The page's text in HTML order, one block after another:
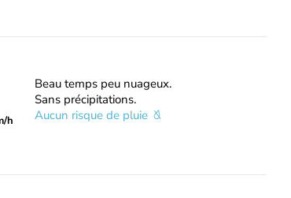
h
Beau temps peu nuageux.
Sans précipitations.
Aucun risque de pluie